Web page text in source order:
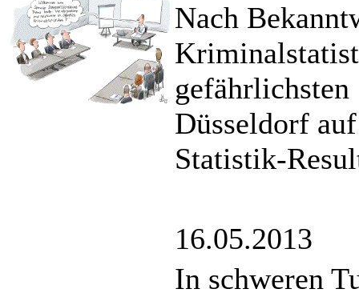
Nach
Düsseldorf
Statistik-
16.05.2013
In schweren